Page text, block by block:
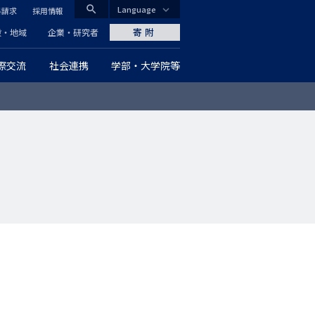
CLOSE
search
グ
ロ
交流 社会連携 学部・大学院等
地域 企業・研究者
求 採用情報
寄附
Language